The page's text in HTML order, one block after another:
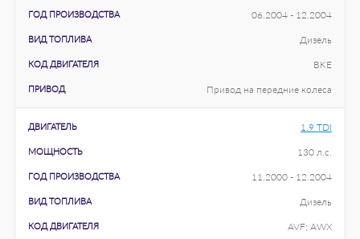
ГОД ПРОИЗВОДСТВА 06.2004 - 12.2004
ВИД ТОПЛИВА Дизель
КОД ДВИГАТЕЛЯ BKE
ПРИВОД Привод на передние колеса
ДВИГАТЕЛЬ 1.9 TDI
МОЩНОСТЬ 130 л.с.
ГОД ПРОИЗВОДСТВА 11.2000 - 12.2004
ВИД ТОПЛИВА Дизель
КОД ДВИГАТЕЛЯ AVF; AWX